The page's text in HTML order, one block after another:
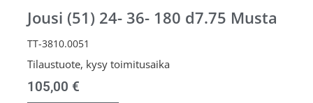
Jousi (51) 24- 36- 180 d7.75 Musta
TT-3810.0051
Tilaustuote, kysy toimitusaika
105,00 €